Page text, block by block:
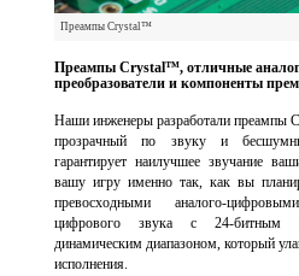
Преампы Crystal™
Преампы Crystal™, отличные
преобразователи и компоненты
Наши инженеры разработали преампы
прозрачный по звуку и
гарантирует наилучшее звучание
вашу игру именно так, как вы
превосходными аналого-
цифрового звука с 24-битным
динамическим диапазоном, который
исполнения.